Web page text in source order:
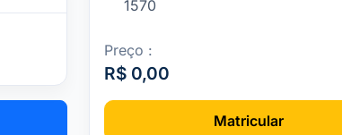
1570
Preço :
R$ 0,00
Matricular